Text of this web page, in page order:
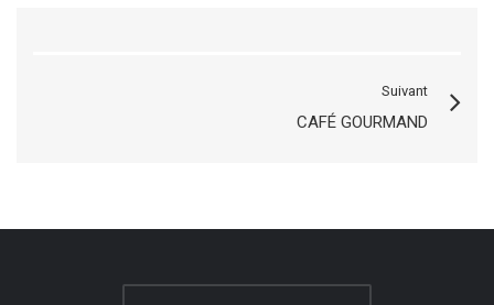
Suivant
CAFÉ GOURMAND